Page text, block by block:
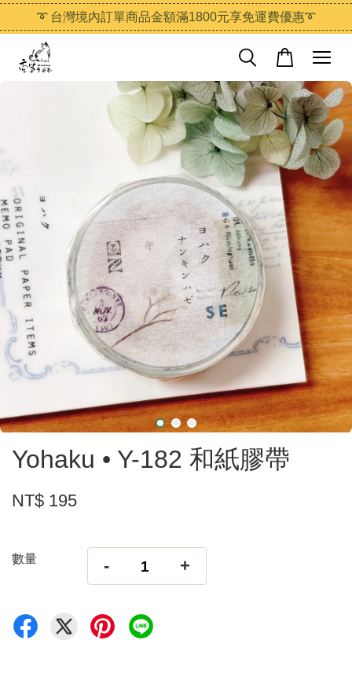
➰ 台灣境內訂單商品金額滿1800元享免運費優惠➰
Yohaku • Y-182 和紙膠帶
NT$ 195
數量 - +